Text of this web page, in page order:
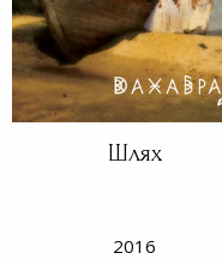
Шлях
2016